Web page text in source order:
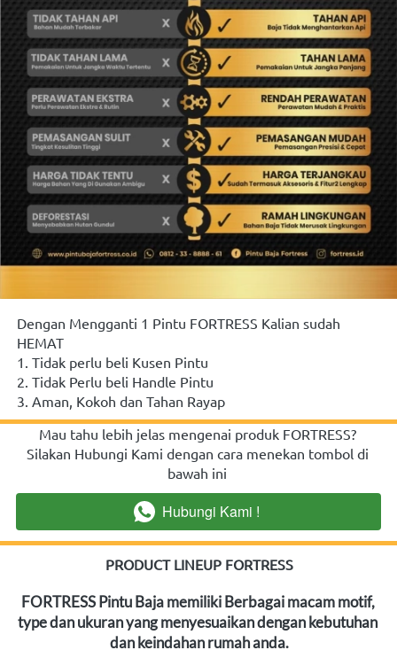
Dengan Mengganti 1 Pintu FORTRESS Kalian sudah
HEMAT
1. Tidak perlu beli Kusen Pintu
2. Tidak Perlu beli Handle Pintu
3. Aman, Kokoh dan Tahan Rayap
Mau tahu lebih jelas mengenai produk FORTRESS?
Silakan Hubungi Kami dengan cara menekan tombol di
bawah ini
` Hubungi Kami !
PRODUCT LINEUP FORTRESS
FORTRESS Pintu Baja memiliki Berbagai macam motif,
type dan ukuran yang menyesuaikan dengan kebutuhan
dan keindahan rumah anda.